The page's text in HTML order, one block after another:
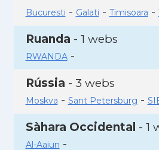
Bucuresti - Galati - Timisoara -
Ruanda - 1 webs
RWANDA-
Rússia - 3 webs
Moskva - Sant Petersburg -
Sàhara Occidental - 1
Al-Aaiun -